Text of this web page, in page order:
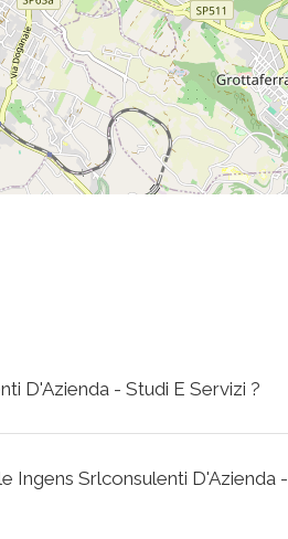
D'Azienda - Studi E Servizi ?
Ingens Srlconsulenti D'Azienda -